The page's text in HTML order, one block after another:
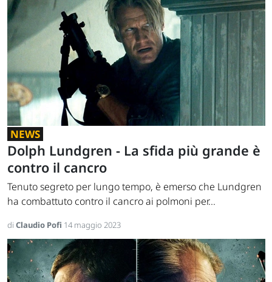
NEWS
Dolph Lundgren - La sfida più grande è
contro il cancro
Tenuto segreto per lungo tempo, è emerso che Lundgren
ha combattuto contro il cancro ai polmoni per...
di Claudio Pofi 14 maggio 2023